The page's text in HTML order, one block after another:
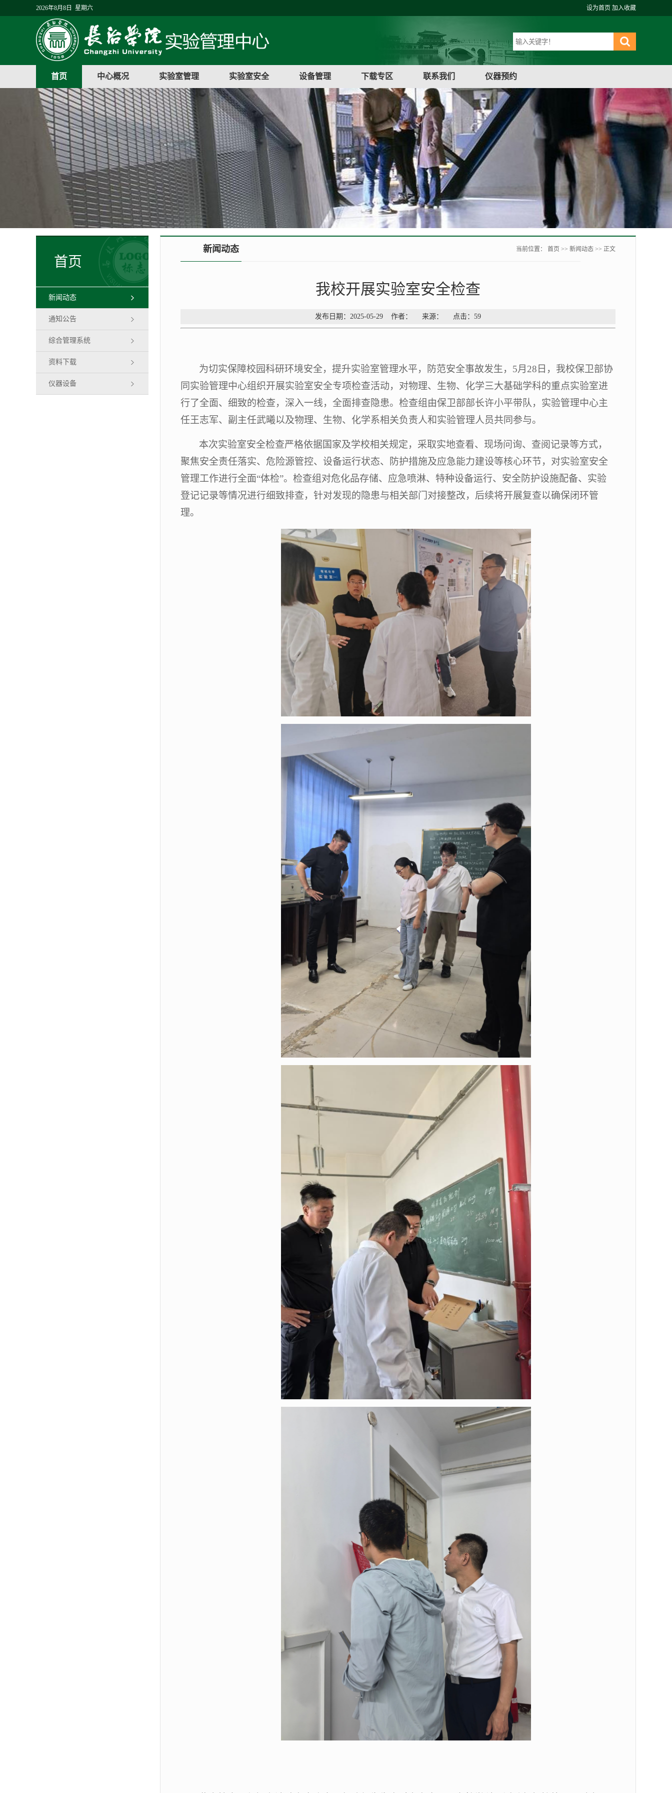
2026年8月8日 星期六 设为首页 加入收藏
首页 中心概况 实验室管理 实验室安全 设备管理 下载专区 联系我们 仪器预约
首页
新闻动态
通知公告
综合管理系统
资料下载
仪器设备
新闻动态 当前位置： 首页 >> 新闻动态 >> 正文
我校开展实验室安全检查
发布日期：2025-05-29 作者： 来源： 点击： 59
为切实保障校园科研环境安全，提升实验室管理水平，防范安全事故发生 ， 5月 28 日，我校保卫部协
同实验管理中心组织开展实验室安全专项检查活动，对物理、生物、化学三大基础学科的重点实验室进
行了全面、细致的检查，深入一线，全面排查隐患。检查组由保卫部部长许小平带队，实验管理中心主
任王志军、副主任武曦以及物理、生物、化学系相关负责人和实验管理人员共同参与。
本次实验室安全检查严格依据国家及学校相关规定，采取实地查看、现场问询、查阅记录等方式，
聚焦安全责任落实、危险源管控、设备运行状态、防护措施及应急能力建设等核心环节，对实验室安全
管理工作进行全面“体检”。检查组对危化品存储、应急喷淋、特种设备运行、安全防护设施配备、实验
登记记录等情况进行细致排查，针对发现的隐患与相关部门对接整改，后续将开展复查以确保闭环管
理。